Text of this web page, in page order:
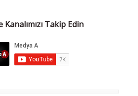
Takip Edin